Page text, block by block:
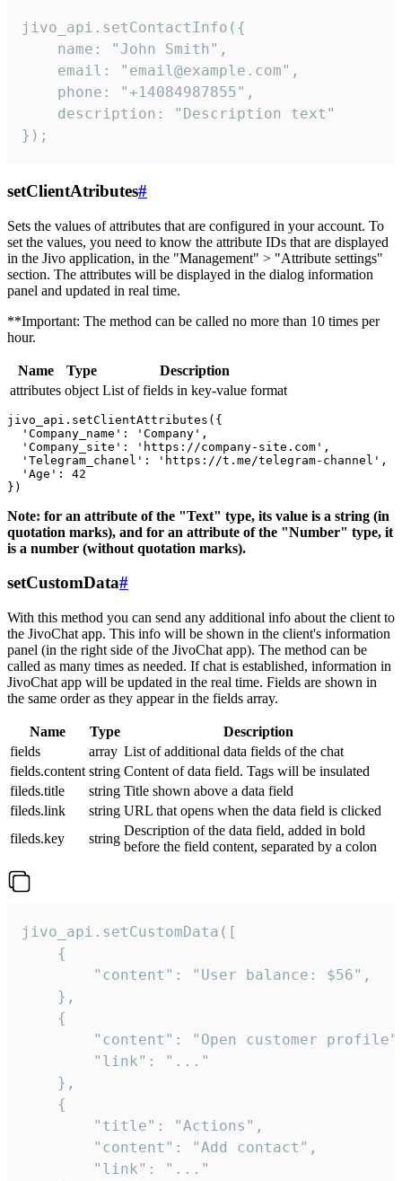
jivo_api.setContactInfo({
    name: "John Smith",
    email: "email@example.com",
    phone: "+14084987855",
    description: "Description text"
});
setClientAtributes#
Sets the values ​​of attributes that are configured in your account. To
set the values, you need to know the attribute IDs that are displayed
in the Jivo application, in the "Management" > "Attribute settings"
section. The attributes will be displayed in the dialog information
panel and updated in real time.
**Important: The method can be called no more than 10 times per
hour.
Name Type
Description
attributes object List of fields in key-value format
jivo_api.setClientAttributes({
  'Company_name': 'Company',
  'Company_site': 'https://company-site.com',
  'Telegram_chanel': 'https://t.me/telegram-channel',
  'Age': 42
Note: for an attribute of the "Text" type, its value is a string (in
quotation marks), and for an attribute of the "Number" type, it
is a number (without quotation marks).
setCustomData#
With this method you can send any additional info about the client to
the JivoChat app. This info will be shown in the client's information
panel (in the right side of the JivoChat app). The method can be
called as many times as needed. If chat is established, information in
JivoChat app will be updated in the real time. Fields are shown in
the same order as they appear in the fields array.
Name Type
Description
fields
array List of additional data fields of the chat
fields.content string Content of data field. Tags will be insulated
fileds.title
string Title shown above a data field
fileds.link
string URL that opens when the data field is clicked
fileds.key
string
Description of the data field, added in bold
before the field content, separated by a colon
jivo_api.setCustomData([
    {
        "content": "User balance: $56",
    },
    {
"content": "Open customer
        "link": "..."
    },
    {
        "title": "Actions",
        "content": "Add contact",
        "link": "..."